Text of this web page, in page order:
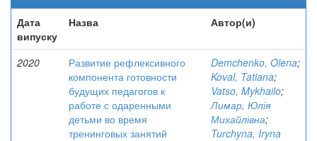
Дата
випуску
Назва Автор(и)
2020
Развитие рефлексивного
компонента готовности
будущих педагогов к
работе с одаренными
детьми во время
тренинговых занятий
Demchenko, Olena;
Koval, Tatiana;
Vatso, Mykhailo;
Лимар, Юлія
Михайлівна;
Turchyna, Iryna